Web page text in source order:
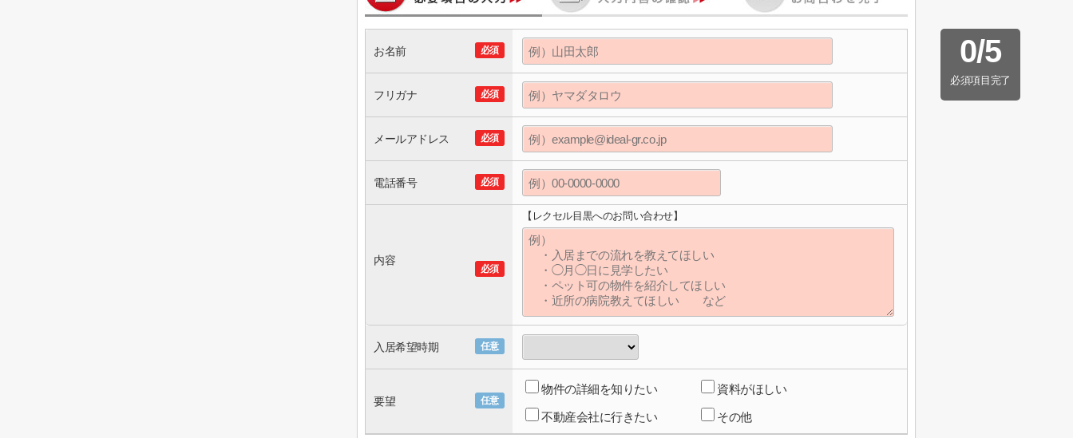
0/5
必須項目完了
必須
お名前
必須
フリガナ
必須
メールアドレス
必須
電話番号
必須
内容
【レクセル目黒へのお問い合わせ】
任意
入居希望時期
任意
要望
物件の詳細を知りたい 資料がほしい
不動産会社に行きたい その他